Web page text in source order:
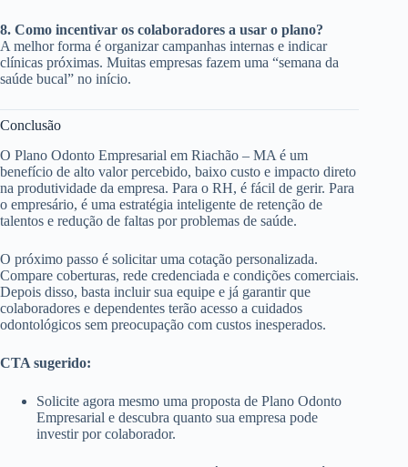
8. Como incentivar os colaboradores a usar o plano?
A melhor forma é organizar campanhas internas e indicar
clínicas próximas. Muitas empresas fazem uma “semana da
saúde bucal” no início.
Conclusão
O Plano Odonto Empresarial em Riachão – MA é um
benefício de alto valor percebido, baixo custo e impacto direto
na produtividade da empresa. Para o RH, é fácil de gerir. Para
o empresário, é uma estratégia inteligente de retenção de
talentos e redução de faltas por problemas de saúde.
O próximo passo é solicitar uma cotação personalizada.
Compare coberturas, rede credenciada e condições comerciais.
Depois disso, basta incluir sua equipe e já garantir que
colaboradores e dependentes terão acesso a cuidados
odontológicos sem preocupação com custos inesperados.
CTA sugerido:
Solicite agora mesmo uma proposta de Plano Odonto
Empresarial e descubra quanto sua empresa pode
investir por colaborador.